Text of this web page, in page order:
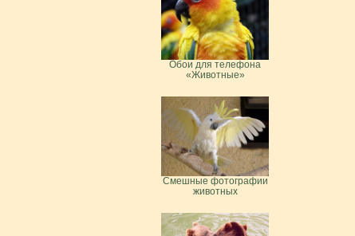
Обои для телефона
«Животные»
Смешные фотографии
животных